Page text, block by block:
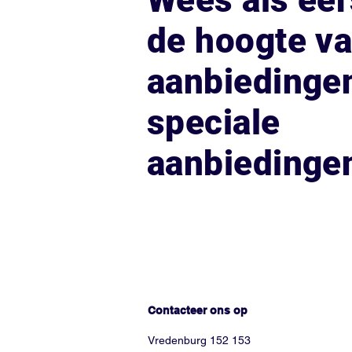
de hoogte
speciale
Contacteer ons op
Vredenburg 152 153